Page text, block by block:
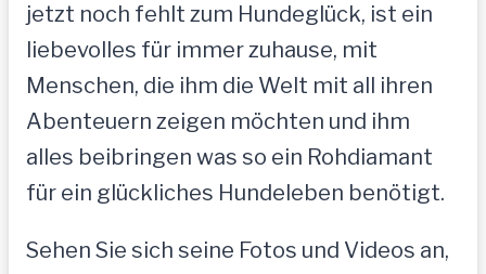
jetzt noch fehlt zum Hundeglück, ist ein
liebevolles für immer zuhause, mit
Menschen, die ihm die Welt mit all ihren
Abenteuern zeigen möchten und ihm
alles beibringen was so ein Rohdiamant
für ein glückliches Hundeleben benötigt.
Sehen Sie sich seine Fotos und Videos an,